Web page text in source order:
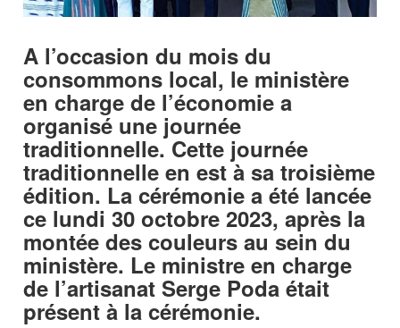
A l’occasion du mois du
consommons local, le ministère
en charge de l’économie a
organisé une journée
traditionnelle. Cette journée
traditionnelle en est à sa troisième
édition. La cérémonie a été lancée
ce lundi 30 octobre 2023, après la
montée des couleurs au sein du
ministère. Le ministre en charge
de l’artisanat Serge Poda était
présent à la cérémonie.